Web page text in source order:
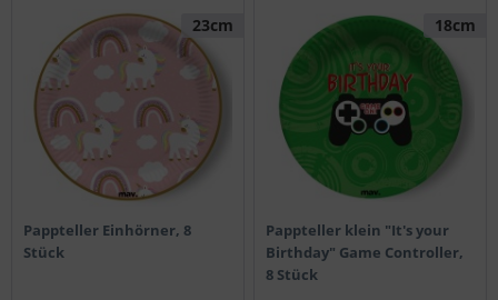
23cm
Pappteller Einhörner, 8
Stück
18cm
Pappteller klein "It's your
Birthday" Game Controller,
8 Stück